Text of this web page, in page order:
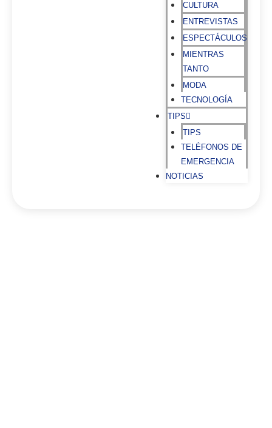
CULTURA
ENTREVISTAS
ESPECTÁCULOS
MIENTRAS
TANTO
MODA
TECNOLOGÍA
TIPS
TIPS
TELÉFONOS DE
EMERGENCIA
NOTICIAS